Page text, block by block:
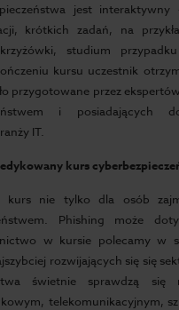
jest interaktywny
krótkich zadań, na
krzyżówki, studium
kursu uczestnik
przygotowane przez
i posiadających
IT.
kurs
nie tylko dla osób
Phishing może
w kursie polecamy w
rozwijających się się
świetnie sprawdzą się
telekomunikacyjnym,